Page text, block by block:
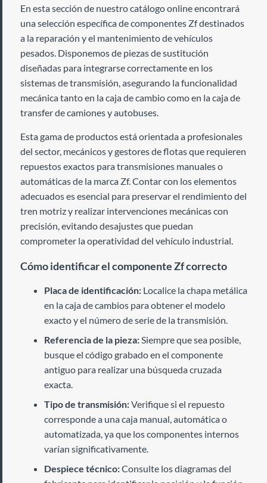
En esta sección de nuestro catálogo online encontrará
una selección específica de componentes Zf destinados
a la reparación y el mantenimiento de vehículos
pesados. Disponemos de piezas de sustitución
diseñadas para integrarse correctamente en los
sistemas de transmisión, asegurando la funcionalidad
mecánica tanto en la caja de cambio como en la caja de
transfer de camiones y autobuses.
Esta gama de productos está orientada a profesionales
del sector, mecánicos y gestores de flotas que requieren
repuestos exactos para transmisiones manuales o
automáticas de la marca Zf. Contar con los elementos
adecuados es esencial para preservar el rendimiento del
tren motriz y realizar intervenciones mecánicas con
precisión, evitando desajustes que puedan
comprometer la operatividad del vehículo industrial.
Cómo identificar el componente Zf correcto
Placa de identificación: Localice la chapa metálica
en la caja de cambios para obtener el modelo
exacto y el número de serie de la transmisión.
Referencia de la pieza:Siempre que sea posible,
busque el código grabado en el componente
antiguo para realizar una búsqueda cruzada
exacta.
Tipo de transmisión:Verifique si el repuesto
corresponde a una caja manual, automática o
automatizada, ya que los componentes internos
varían significativamente.
Despiece técnico:Consulte los diagramas del